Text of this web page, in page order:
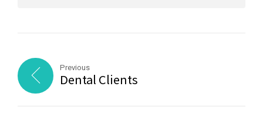
Previous
Dental Clients